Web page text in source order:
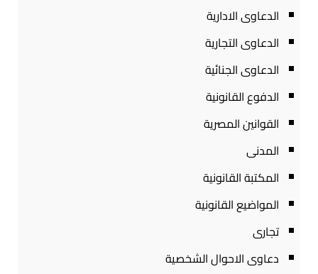
الدعاوى الادارية
الدعاوى التجارية
الدعاوى الجنائية
الدفوع القانونية
القوانين المصرية
المدنى
المكتبة القانونية
المواضيع القانونية
تجارى
دعاوى الاحوال الشخصية